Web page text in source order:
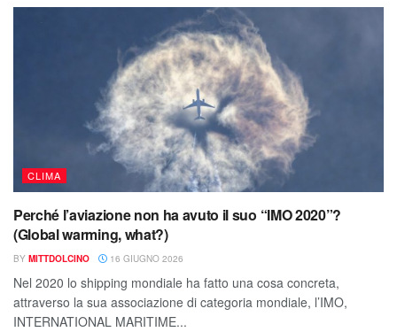
CLIMA
Perché l’aviazione non ha avuto il suo “IMO 2020”?
(Global warming, what?)
BY MITTDOLCINO 16 GIUGNO 2026
Nel 2020 lo shipping mondiale ha fatto una cosa concreta,
attraverso la sua associazione di categoria mondiale, l’IMO,
INTERNATIONAL MARITIME...